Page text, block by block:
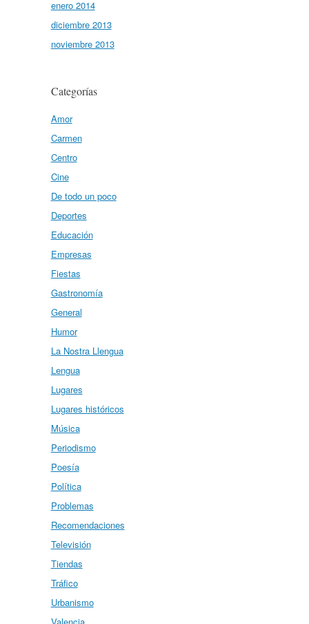
enero 2014
diciembre 2013
noviembre 2013
Categorías
Amor
Carmen
Centro
Cine
De todo un poco
Deportes
Educación
Empresas
Fiestas
Gastronomía
General
Humor
La Nostra Llengua
Lengua
Lugares
Lugares históricos
Música
Periodismo
Poesía
Política
Problemas
Recomendaciones
Televisión
Tiendas
Tráfico
Urbanismo
Valencia